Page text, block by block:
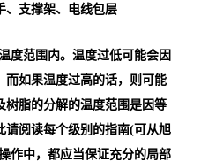
、支撑架、电线包层
度范围内。温度过低可能会因
而如果温度过高的话，则可能
树脂的分解的温度范围是因等
请阅读每个级别的指南(可从旭
作中，都应当保证充分的局部